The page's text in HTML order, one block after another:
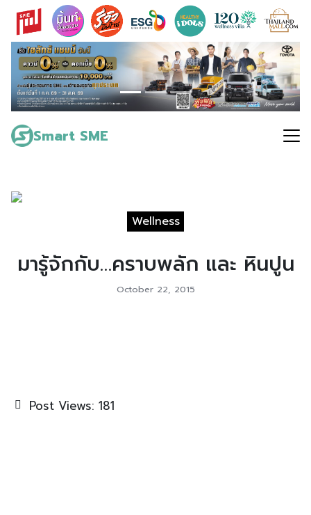
Skip
content
Smart SME
Search
for:
Wellness
มารู้จักกับ…คราบพลัก และ หินปูน
October 22, 2015
Post Views: 181